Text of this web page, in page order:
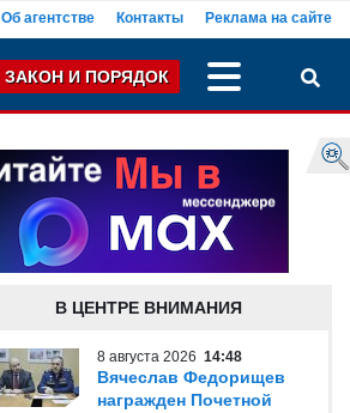
Об агентстве Контакты Реклама на сайте
ЗАКОН И ПОРЯДОК
В ЦЕНТРЕ ВНИМАНИЯ
8 августа 2026 14:48
Вячеслав Федорищев
награжден Почетной